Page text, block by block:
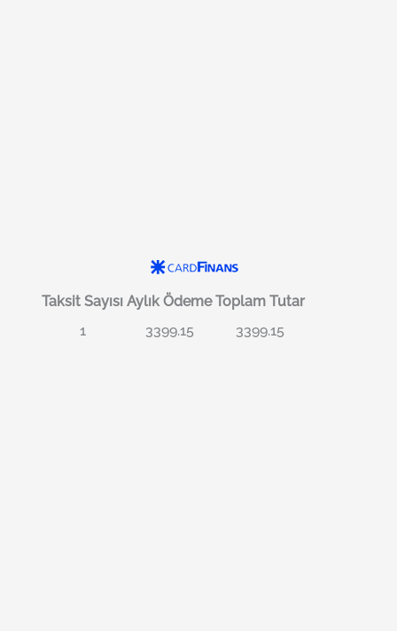
Taksit Sayısı Aylık Ödeme Toplam Tutar
1
3399.15 3399.15